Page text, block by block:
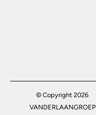
© Copyright 2026
VANDERLAANGROEP